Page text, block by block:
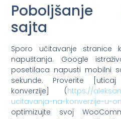
Poboljšanje
sajta
Sporo učitavanje stranice
napuštanja. Google
posetilaca napusti mobilni
sekunde. Proverite
konverzije] (https://
ucitavanja-na-konverzije-u-
optimizujte svoj